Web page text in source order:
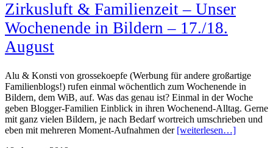
Zirkusluft & Familienzeit – Unser
Wochenende in Bildern – 17./18.
August
Alu & Konsti von grossekoepfe (Werbung für andere großartige
Familienblogs!) rufen einmal wöchentlich zum Wochenende in
Bildern, dem WiB, auf. Was das genau ist? Einmal in der Woche
geben Blogger-Familien Einblick in ihren Wochenend-Alltag. Gerne
mit ganz vielen Bildern, je nach Bedarf wortreich umschrieben und
eben mit mehreren Moment-Aufnahmen der [weiterlesen…]